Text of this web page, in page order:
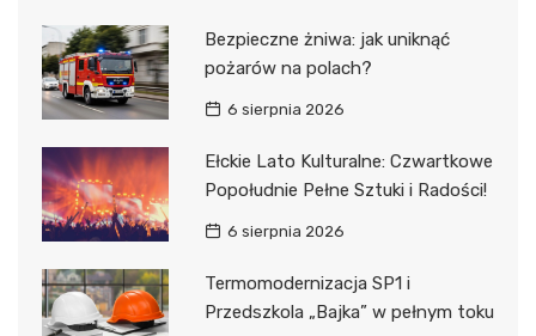
Bezpieczne żniwa: jak uniknąć
pożarów na polach?
6 sierpnia 2026
Ełckie Lato Kulturalne: Czwartkowe
Popołudnie Pełne Sztuki i Radości!
6 sierpnia 2026
Termomodernizacja SP1 i
Przedszkola „Bajka” w pełnym toku